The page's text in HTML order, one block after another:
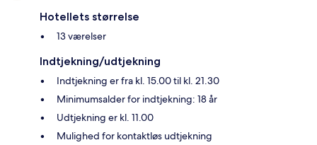
Hotellets størrelse
13 værelser
Indtjekning/udtjekning
Indtjekning er fra kl. 15.00 til kl. 21.30
Minimumsalder for indtjekning: 18 år
Udtjekning er kl. 11.00
Mulighed for kontaktløs udtjekning